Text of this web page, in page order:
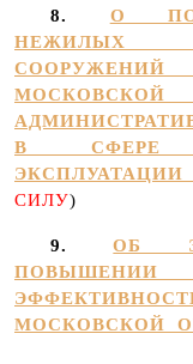
8. О
НЕЖИЛЫХ
В СФЕРЕ
ЭКСПЛУАТАЦИИ
СИЛУ)
9.ОБ
МОСКОВСКОЙ